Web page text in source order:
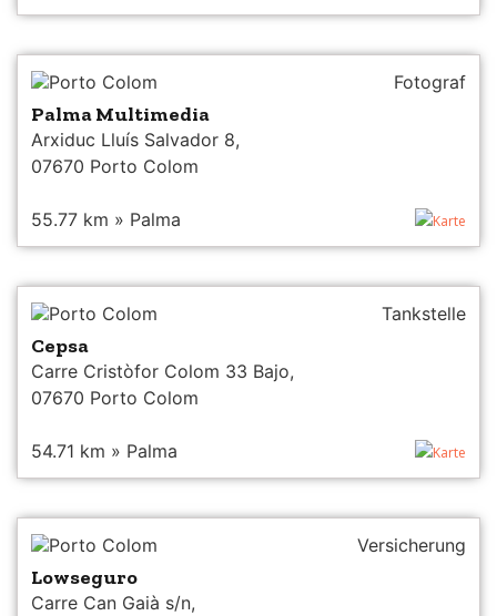
Porto Colom Fotograf
Palma Multimedia
Arxiduc Lluís Salvador 8,
07670 Porto Colom
55.77 km » Palma Karte
Porto Colom Tankstelle
Cepsa
Carre Cristòfor Colom 33 Bajo,
07670 Porto Colom
54.71 km » Palma Karte
Porto Colom Versicherung
Lowseguro
Carre Can Gaià s/n,